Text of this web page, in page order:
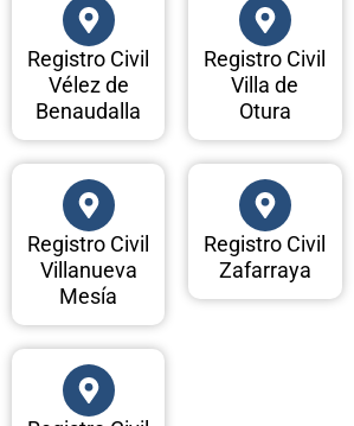
Registro Civil
Vélez de
Benaudalla
Registro Civil
Villa de
Otura
Registro Civil
Villanueva
Mesía
Registro Civil
Zafarraya